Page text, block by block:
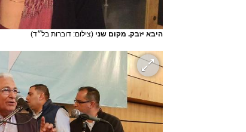
היבא יזבק. מקום שני (צילום: דוברות בל״ד)